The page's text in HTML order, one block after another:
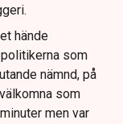
hände
som
nämnd, på
som
men var